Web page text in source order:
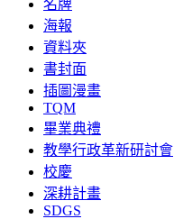
名牌
海報
資料夾
書封面
插圖漫畫
TQM
畢業典禮
教學行政革新研討會
校慶
深耕計畫
SDGS